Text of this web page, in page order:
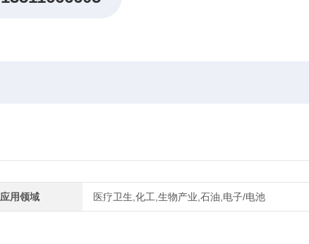
应用领域 医疗卫生,化工,生物产业,石油,电子/电池